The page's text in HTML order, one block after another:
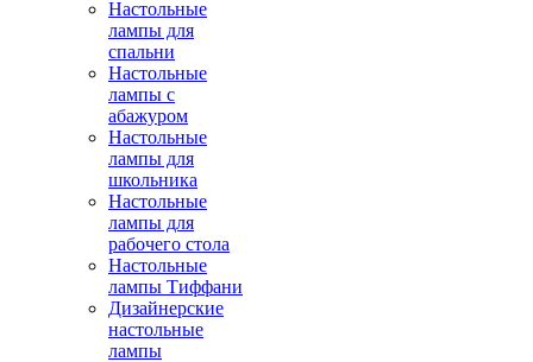
Настольные
лампы для
спальни
Настольные
лампы с
абажуром
Настольные
лампы для
школьника
Настольные
лампы для
рабочего стола
Настольные
лампы Тиффани
Дизайнерские
настольные
лампы